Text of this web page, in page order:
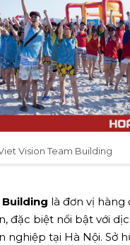
Vision Team Building
là đơn vị
đặc biệt nổi bật với
nghiệp tại Hà Nội. Sở